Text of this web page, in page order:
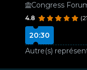
Congress
4.8
20:30
Autre(s)